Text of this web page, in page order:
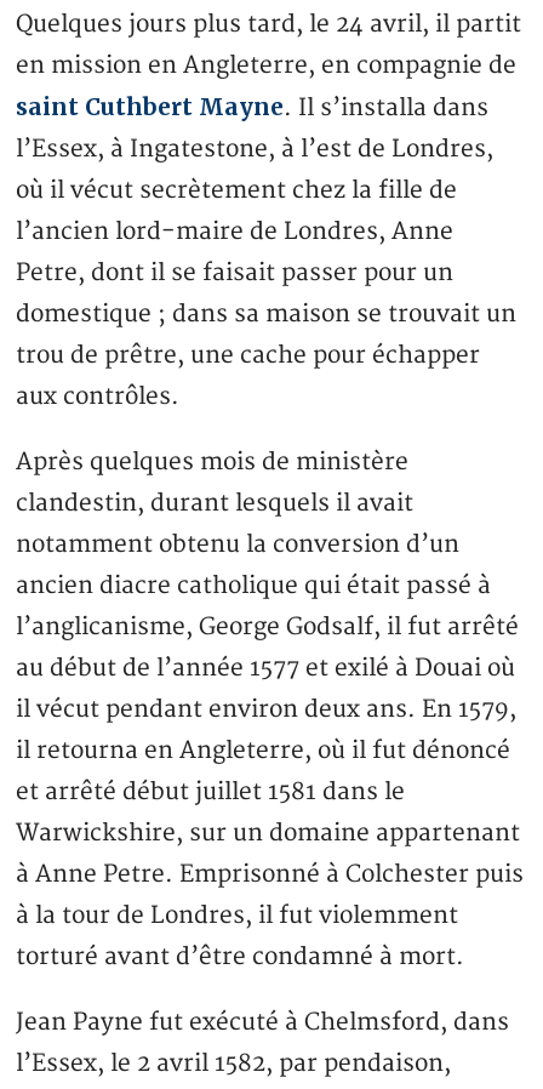
Quelques jours plus tard, le 24 avril, il partit
en mission en Angleterre, en compagnie de
saint Cuthbert Mayne. Il s’installa dans
l’Essex, à Ingatestone, à l’est de Londres,
où il vécut secrètement chez la fille de
l’ancien lord-maire de Londres, Anne
Petre, dont il se faisait passer pour un
domestique ; dans sa maison se trouvait un
trou de prêtre, une cache pour échapper
aux contrôles.
Après quelques mois de ministère
clandestin, durant lesquels il avait
notamment obtenu la conversion d’un
ancien diacre catholique qui était passé à
l’anglicanisme, George Godsalf, il fut arrêté
au début de l’année 1577 et exilé à Douai où
il vécut pendant environ deux ans. En 1579,
il retourna en Angleterre, où il fut dénoncé
et arrêté début juillet 1581 dans le
Warwickshire, sur un domaine appartenant
à Anne Petre. Emprisonné à Colchester puis
à la tour de Londres, il fut violemment
torturé avant d’être condamné à mort.
Jean Payne fut exécuté à Chelmsford, dans
l’Essex, le 2 avril 1582, par pendaison,